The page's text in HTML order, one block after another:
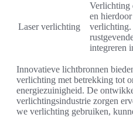
Laser verlichting
Verlichting
en
verlichting.
integreren
Innovatieve lichtbronnen
verlichting met betrekking tot
energiezuinigheid. De
verlichtingsindustrie zorgen
we verlichting gebruiken,